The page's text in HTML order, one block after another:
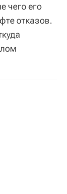
чего его
отказов.